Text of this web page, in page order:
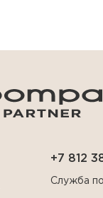
+7 812
Служба